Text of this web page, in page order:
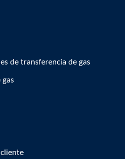
de transferencia de gas